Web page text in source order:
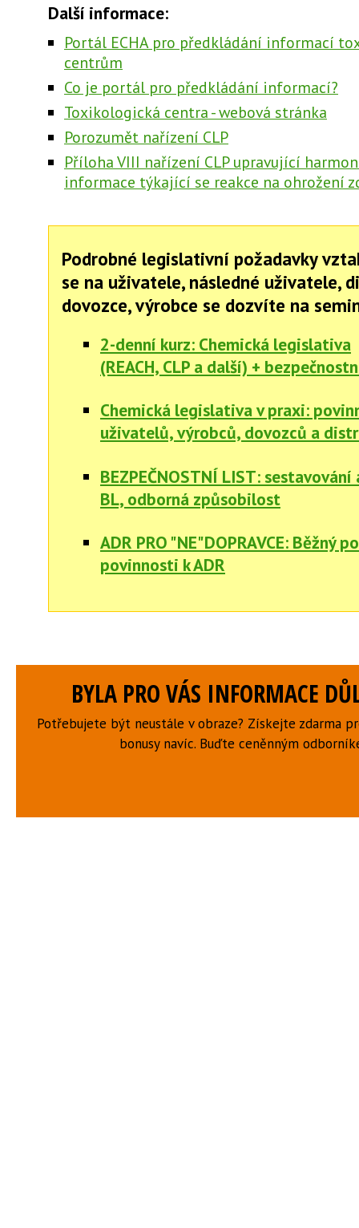
Další informace:
Portál ECHA pro předkládání informací
centrům
Co je portál pro předkládání informací?
Toxikologická centra - webová stránka
Porozumět nařízení CLP
Příloha VIII nařízení CLP upravující
informace týkající se reakce na ohrožení
Podrobné legislativní požadavky
se na uživatele, následné uživatele,
dovozce, výrobce se dozvíte na
2-denní kurz: Chemická legislativa
(REACH, CLP a další) +
Chemická legislativa v praxi:
uživatelů, výrobců, dovozců a
BEZPEČNOSTNÍ LIST:
BL, odborná způsobilost
ADR PRO "NE"DOPRAVCE: Běžný
povinnosti k ADR
BYLA PRO VÁS INFORMACE
Potřebujete být neustále v obraze? Získejte zdarma
bonusy navíc. Buďte ceněnným